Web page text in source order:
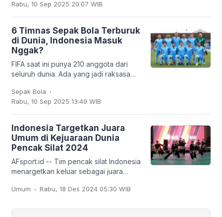
Trabzonspor. Dan
Rabu, 10 Sep 2025 20:07 WIB
6 Timnas Sepak Bola Terburuk
di Dunia, Indonesia Masuk
Nggak?
FIFA saat ini punya 210 anggota dari
seluruh dunia. Ada yang jadi raksasa
Argentina, hingga Prancis, tapi ada juga
tim
Sepak Bola .
Rabu, 10 Sep 2025 13:49 WIB
Indonesia Targetkan Juara
Umum di Kejuaraan Dunia
Pencak Silat 2024
AFsport.id -- Tim pencak silat Indonesia
menargetkan keluar sebagai juara
Silat ke-20 dan Kejuaraan Dunia
Umum . Rabu, 18 Des 2024 05:30 WIB